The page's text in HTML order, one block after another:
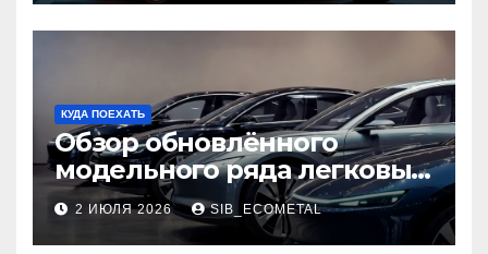
КУДА ПОЕХАТЬ
Обзор обновлённого
модельного ряда легковых
автомобилей 2026 года
2 ИЮЛЯ 2026 SIB_ECOMETAL